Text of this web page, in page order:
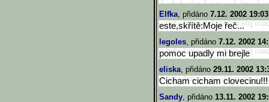
Elfka, přidáno 7.12. 2002
este,skřítě:Moje řeč...
legoles, přidáno 7.12. 2002
pomoc upadly mi brejle
eliska, přidáno 29.11. 2002
Cicham cicham clovecinu!!!
Sandy, přidáno 13.11. 2002